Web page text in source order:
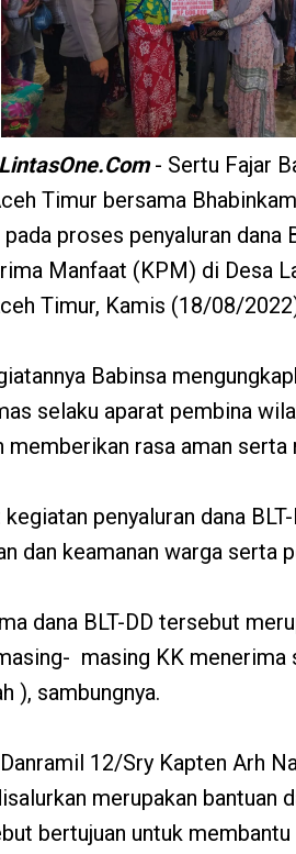
LintasOne.Com- Sertu Fajar
Timur bersama
proses penyaluran dana
Manfaat (KPM) di Desa
Timur, Kamis (18/08/
Babinsa
selaku aparat pembina
memberikan rasa aman
penyaluran dana
dan keamanan warga serta
dana BLT-DD tersebut
masing KK menerima
), sambungnya.
12/Sry Kapten Arh
merupakan bantuan
bertujuan untuk